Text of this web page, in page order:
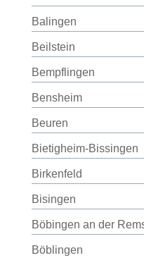
Balingen
Beilstein
Bempflingen
Bensheim
Beuren
Bietigheim-Bissingen
Birkenfeld
Bisingen
Böbingen an der
Böblingen